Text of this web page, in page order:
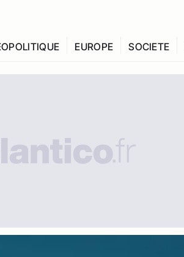
EUROPE SOCIETE